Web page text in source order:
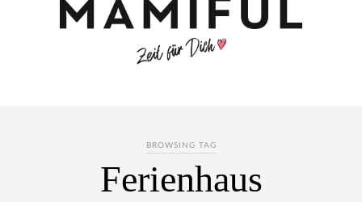
BROWSING TAG
Ferienhaus